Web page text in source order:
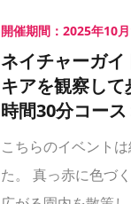
開催期間：2025年10
ネイチャーガイ
キアを観察して
時間30分コース
こちらのイベント
た。 真っ赤に色づ